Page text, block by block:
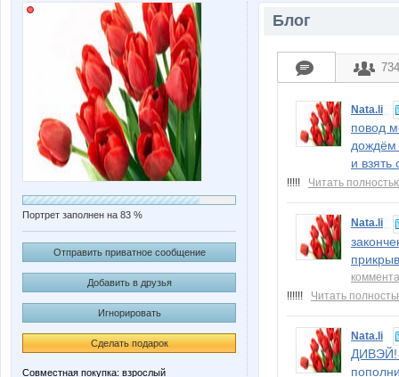
Портрет заполнен на 83 %
Отправить приватное сообщение
Добавить в друзья
Игнорировать
Сделать подарок
Совместная покупка: взрослый
Блог
Nata.li
повод
дождём
и взять
!!!!! Читать
Nata.li
!!!!!! Читать
Nata.li
ДИВЭЙ!